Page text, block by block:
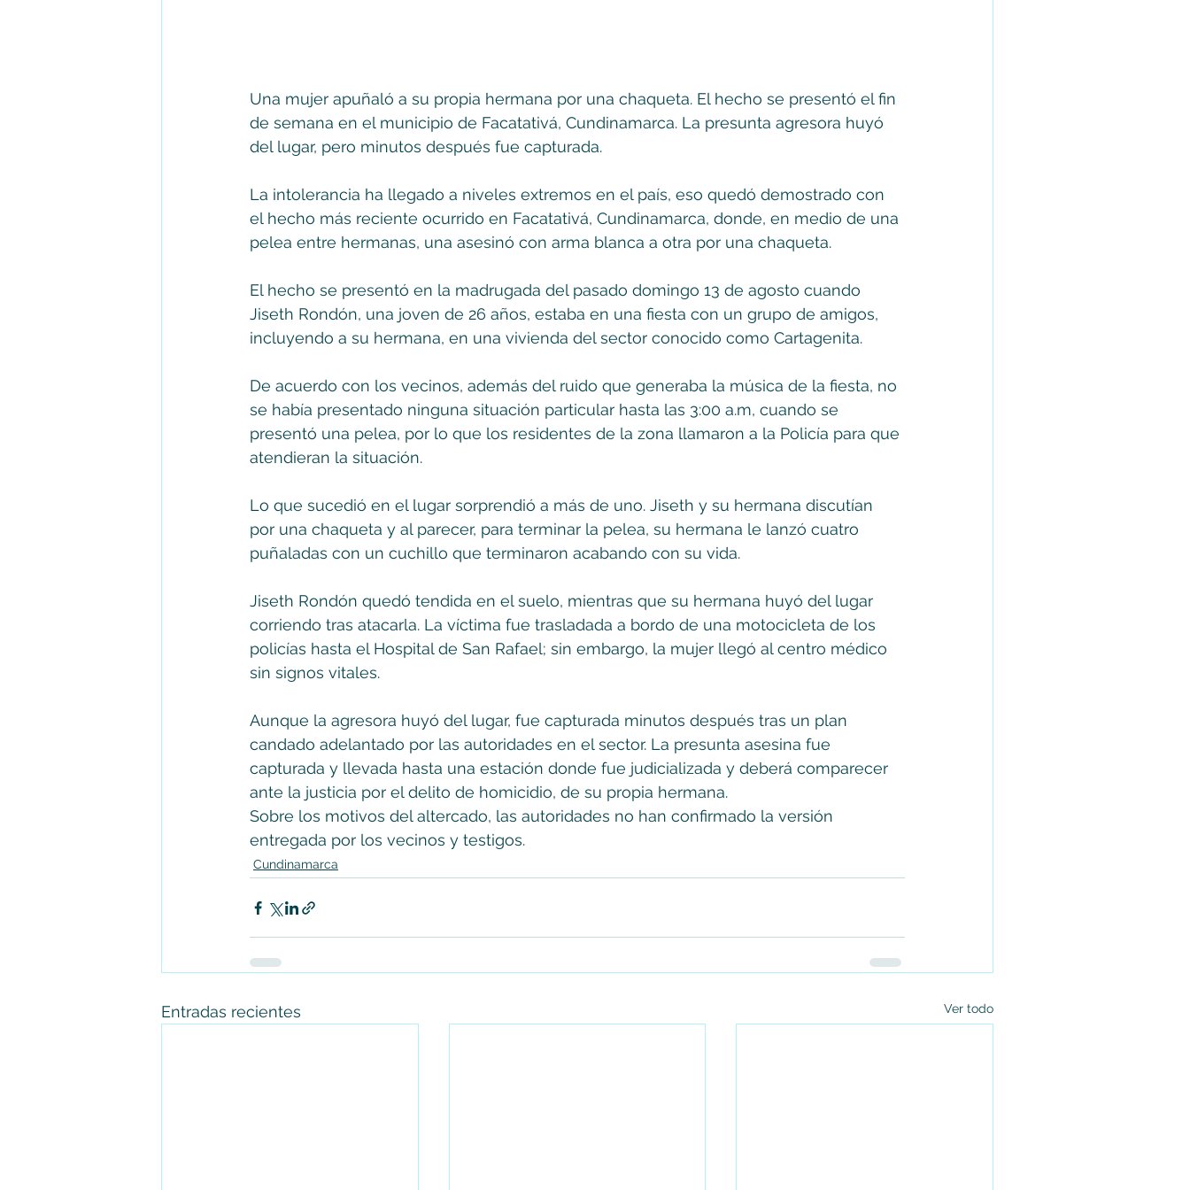
Una mujer apuñaló a su propia hermana por una chaqueta. El hecho se presentó el fin
de semana en el municipio de Facatativá, Cundinamarca. La presunta agresora huyó
del lugar, pero minutos después fue capturada.
La intolerancia ha llegado a niveles extremos en el país, eso quedó demostrado con
el hecho más reciente ocurrido en Facatativá, Cundinamarca, donde, en medio de una
pelea entre hermanas, una asesinó con arma blanca a otra por una chaqueta.
El hecho se presentó en la madrugada del pasado domingo 13 de agosto cuando
Jiseth Rondón, una joven de 26 años, estaba en una fiesta con un grupo de amigos,
incluyendo a su hermana, en una vivienda del sector conocido como Cartagenita.
De acuerdo con los vecinos, además del ruido que generaba la música de la fiesta, no
se había presentado ninguna situación particular hasta las 3:00 a.m, cuando se
presentó una pelea, por lo que los residentes de la zona llamaron a la Policía para que
atendieran la situación.
Lo que sucedió en el lugar sorprendió a más de uno. Jiseth y su hermana discutían
por una chaqueta y al parecer, para terminar la pelea, su hermana le lanzó cuatro
puñaladas con un cuchillo que terminaron acabando con su vida.
Jiseth Rondón quedó tendida en el suelo, mientras que su hermana huyó del lugar
corriendo tras atacarla. La víctima fue trasladada a bordo de una motocicleta de los
policías hasta el Hospital de San Rafael; sin embargo, la mujer llegó al centro médico
sin signos vitales.
Aunque la agresora huyó del lugar, fue capturada minutos después tras un plan
candado adelantado por las autoridades en el sector. La presunta asesina fue
capturada y llevada hasta una estación donde fue judicializada y deberá comparecer
ante la justicia por el delito de homicidio, de su propia hermana.
Sobre los motivos del altercado, las autoridades no han confirmado la versión
entregada por los vecinos y testigos.
Cundinamarca
Entradas recientes Ver todo